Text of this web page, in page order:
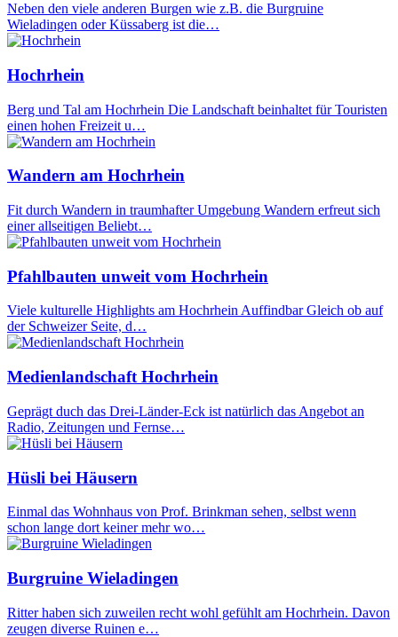
Neben den viele anderen Burgen wie z.B. die Burgruine
Wieladingen oder Küssaberg ist die…
Hochrhein
Berg und Tal am Hochrhein Die Landschaft beinhaltet für Touristen
einen hohen Freizeit u…
Wandern am Hochrhein
Fit durch Wandern in traumhafter Umgebung Wandern erfreut sich
einer allseitigen Beliebt…
Pfahlbauten unweit vom Hochrhein
Viele kulturelle Highlights am Hochrhein Auffindbar Gleich ob auf
der Schweizer Seite, d…
Medienlandschaft Hochrhein
Geprägt duch das Drei-Länder-Eck ist natürlich das Angebot an
Radio, Zeitungen und Fernse…
Hüsli bei Häusern
Einmal das Wohnhaus von Prof. Brinkman sehen, selbst wenn
schon lange dort keiner mehr wo…
Burgruine Wieladingen
Ritter haben sich zuweilen recht wohl gefühlt am Hochrhein. Davon
zeugen diverse Ruinen e…